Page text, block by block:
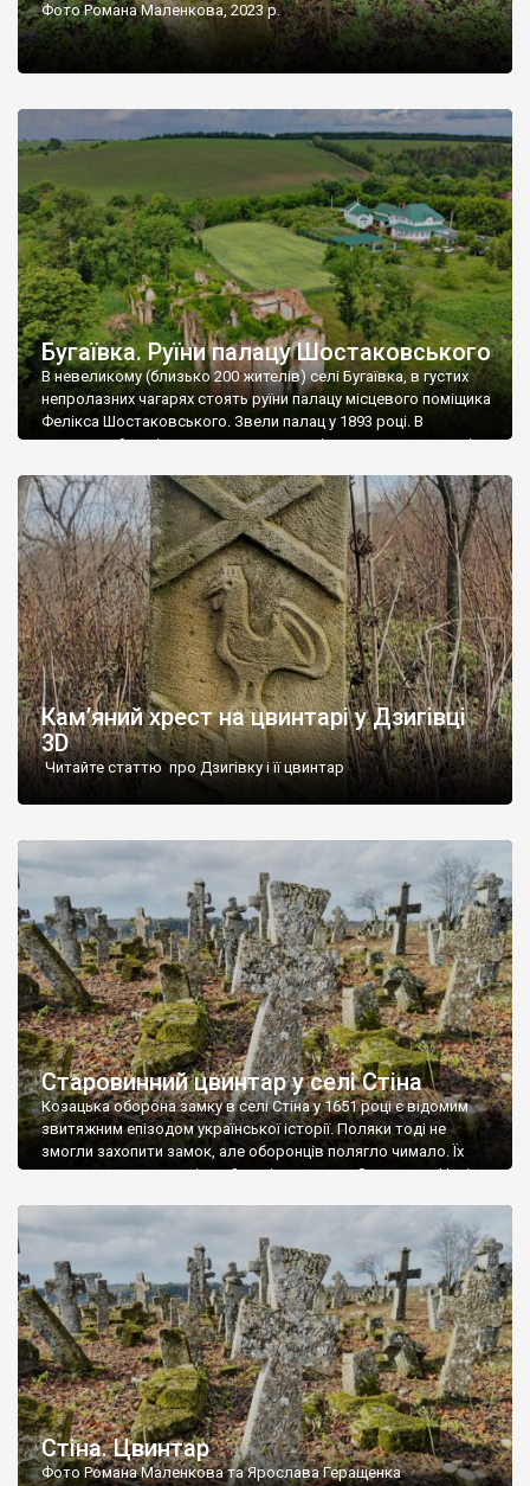
Фото Романа Маленкова, 2023 р.
Бугаївка. Руїни палацу Шостаковського
В невеликому (близько 200 жителів) селі Бугаївка, в густих
непролазних чагарях стоять руїни палацу місцевого поміщика
Фелікса Шостаковського. Звели палац у 1893 році. В
радянський період у ньому спочатку містилася школа, потім
століття тут розмістили туберкульозну лікарню. Коли із
палацу виїхала лікарня – ми точно не […]
Кам’яний хрест на цвинтарі у Дзигівці
3D
Читайте статтю про Дзигівку і її цвинтар
Старовинний цвинтар у селі Стіна
Козацька оборона замку в селі Стіна у 1651 році є відомим
звитяжним епізодом української історії. Поляки тоді не
змогли захопити замок, але оборонців полягло чимало. Їх
поховали на цвинтарі, який тоді називався Замковим. Нині на
ньому чимало хрестів 19 століття, є такі, де епітафії стер […]
Стіна. Цвинтар
Фото Романа Маленкова та Ярослава Геращенка